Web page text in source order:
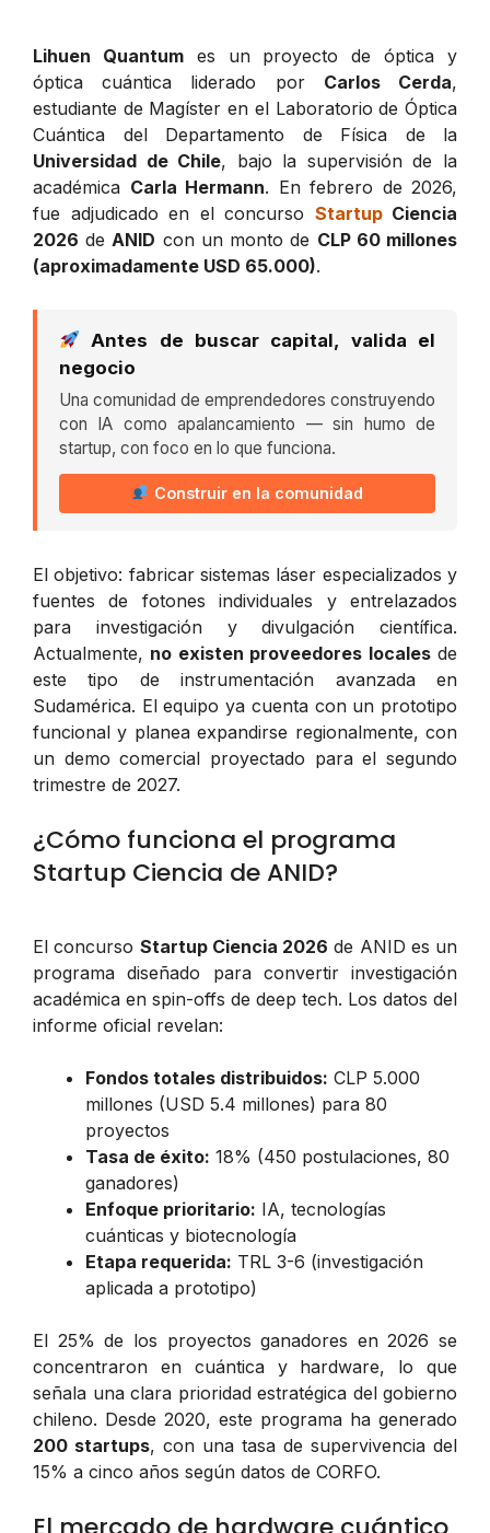
Lihuen Quantumes un proyecto de óptica y
óptica cuántica liderado por Carlos Cerda,
estudiante de Magíster en el Laboratorio de Óptica
Cuántica del Departamento de Física de la
Universidad de Chile, bajo la supervisión de la
académica Carla Hermann. En febrero de 2026,
fue adjudicado en el concurso StartupCiencia
2026 de ANID con un monto de CLP 60 millones
(aproximadamente USD 65.000).
Antes de buscar capital, valida el
negocio
Una comunidad de emprendedores construyendo
con IA como apalancamiento — sin humo de
startup, con foco en lo que funciona.
Construir en la comunidad
El objetivo: fabricar sistemas láser especializados y
fuentes de fotones individuales y entrelazados
para investigación y divulgación científica.
Actualmente, no existen proveedores localesde
este tipo de instrumentación avanzada en
Sudamérica. El equipo ya cuenta con un prototipo
funcional y planea expandirse regionalmente, con
un demo comercial proyectado para el segundo
trimestre de 2027.
¿Cómo funciona el programa
Startup Ciencia de ANID?
El concurso Startup Ciencia 2026 de ANID es un
programa diseñado para convertir investigación
académica en spin-offs de deep tech. Los datos del
informe oficial revelan:
Fondos totales distribuidos: CLP 5.000
millones (USD 5.4 millones) para 80
proyectos
Tasa de éxito: 18% (450 postulaciones, 80
ganadores)
Enfoque prioritario: IA, tecnologías
cuánticas y biotecnología
Etapa requerida: TRL 3-6 (investigación
aplicada a prototipo)
El 25% de los proyectos ganadores en 2026 se
concentraron en cuántica y hardware, lo que
señala una clara prioridad estratégica del gobierno
chileno. Desde 2020, este programa ha generado
200 startups, con una tasa de supervivencia del
15% a cinco años según datos de CORFO.